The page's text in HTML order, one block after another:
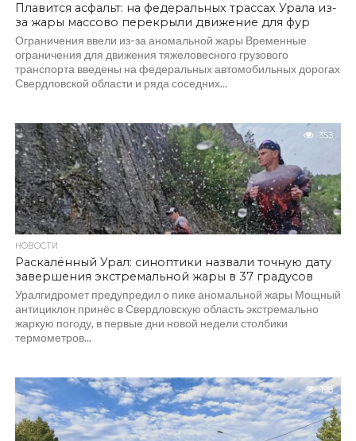
Плавится асфальт: на федеральных трассах Урала из-
за жары массово перекрыли движение для фур
Ограничения ввели из-за аномальной жары Временные
ограничения для движения тяжеловесного грузового
транспорта введены на федеральных автомобильных дорогах
Свердловской области и ряда соседних...
353
НОВОСТИ
Раскалённый Урал: синоптики назвали точную дату
завершения экстремальной жары в 37 градусов
Уралгидромет предупредил о пике аномальной жары Мощный
антициклон принёс в Свердловскую область экстремально
жаркую погоду, в первые дни новой недели столбики
термометров...
198